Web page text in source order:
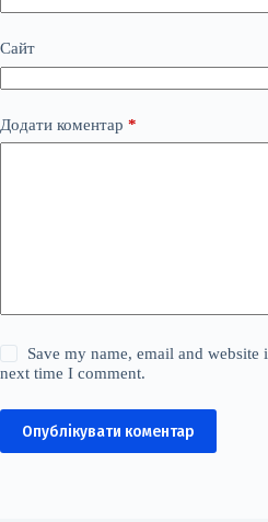
Сайт
Додати коментар *
Save my name, email and website
next time I comment.
Опублікувати коментар